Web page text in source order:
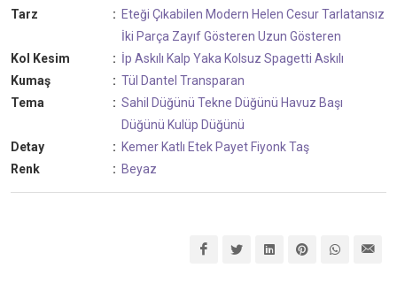
Tarz
: Eteği Çıkabilen Modern Helen CesurTarlatansız
İki Parça Zayıf Gösteren Uzun Gösteren
Kol Kesim
: İp Askılı Kalp Yaka Kolsuz Spagetti Askılı
Kumaş
: Tül Dantel Transparan
Tema
: Sahil Düğünü Tekne Düğünü Havuz Başı
Düğünü Kulüp Düğünü
Detay
: Kemer Katlı Etek Payet FiyonkTaş
Renk
: Beyaz